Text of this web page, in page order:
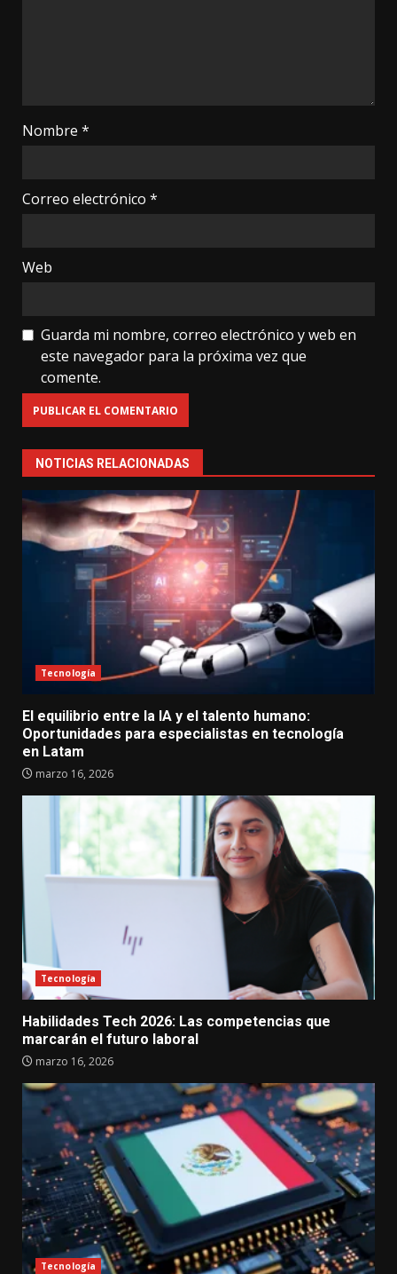
Nombre *
Correo electrónico *
Web
Guarda mi nombre, correo electrónico y web en
este navegador para la próxima vez que
comente.
NOTICIAS RELACIONADAS
Tecnología
El equilibrio entre la IA y el talento humano:
Oportunidades para especialistas en tecnología
en Latam
marzo 16, 2026
Tecnología
Habilidades Tech 2026: Las competencias que
marcarán el futuro laboral
marzo 16, 2026
Tecnología